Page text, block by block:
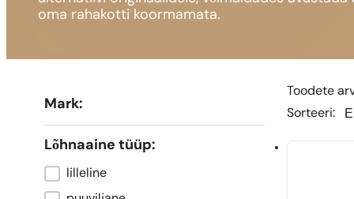
oma rahakotti koormamata.
Mark:
Lõhnaaine tüüp:
Typ zapachu
lilleline
Toodete
Sorteeri: